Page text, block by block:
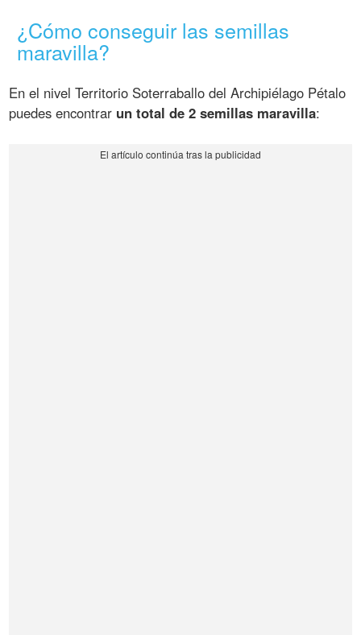
¿Cómo conseguir las semillas
maravilla?
En el nivel Territorio Soterraballo del Archipiélago Pétalo
puedes encontrar un total de 2 semillas maravilla: